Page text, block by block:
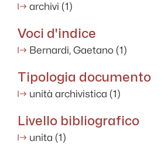
archivi (1)
Voci d'indice
Bernardi, Gaetano (1)
Tipologia documento
unità archivistica (1)
Livello bibliografico
unita (1)